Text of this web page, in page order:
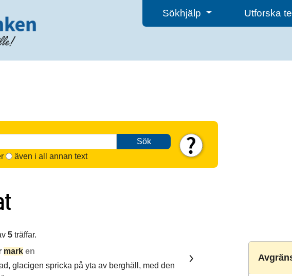
Sökhjälp Utforska
Sök
även i all annan text
5 träffar.
mark en
glacigen spricka på yta av berghäll, med den